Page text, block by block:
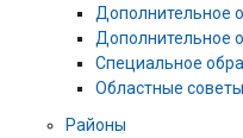
Дополнительное
Дополнительное
Специальное
Областные советы
Районы